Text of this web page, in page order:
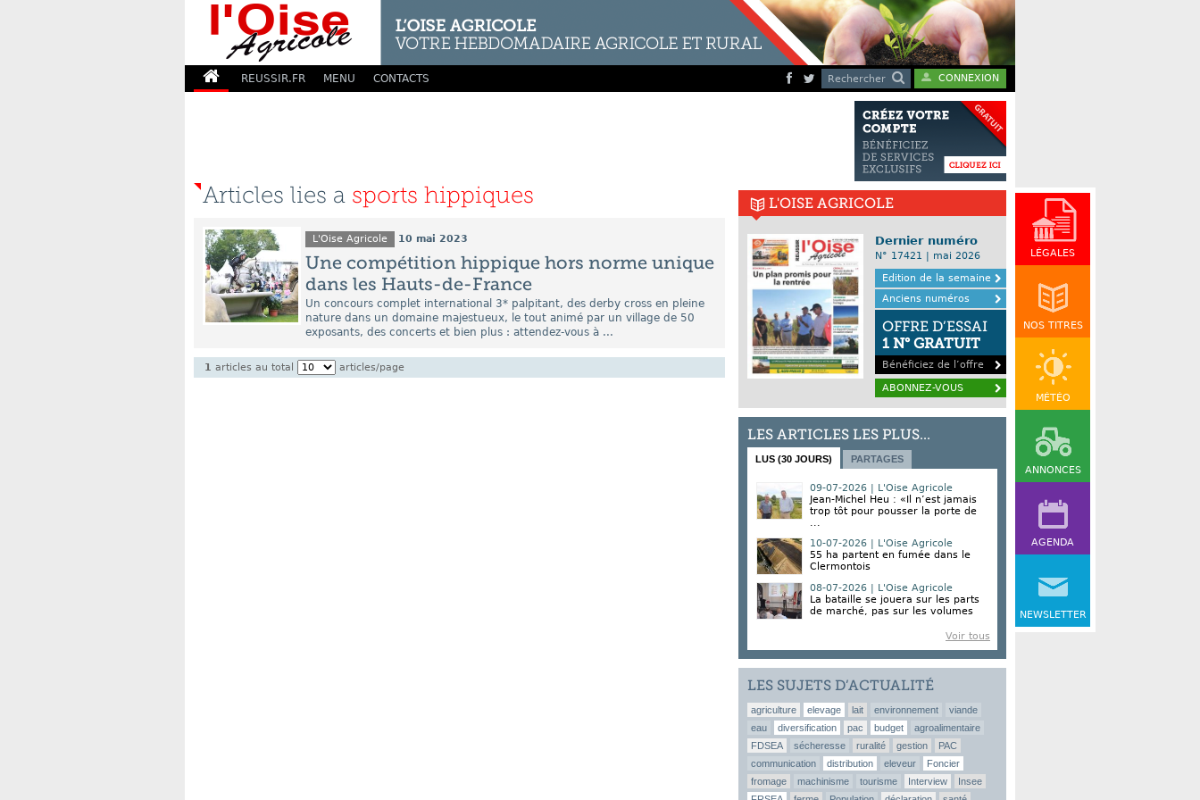
REUSSIR.FR MENU CONTACTS Rechercher CONNEXION
LÉGALES
NOS TITRES
MÉTÉO
ANNONCES
AGENDA
NEWSLETTER
Articles lies a sports hippiques
L'Oise Agricole 10 mai 2023
Une compétition hippique hors norme unique
dans les Hauts-de-France
Un concours complet international 3* palpitant, des derby cross en pleine
nature dans un domaine majestueux, le tout animé par un village de 50
exposants, des concerts et bien plus : attendez-vous à ...
1 articles au total articles/page
L'OISE AGRICOLE
Dernier numéro
N° 17421 | mai 2026
Edition de la semaine
Anciens numéros
OFFRE D’ESSAI
1 N° GRATUIT
Bénéficiez de l’offre
ABONNEZ-VOUS
LES ARTICLES LES PLUS...
LUS (30 JOURS) PARTAGES
09-07-2026 | L'Oise Agricole
Jean-Michel Heu : «Il n’est jamais
trop tôt pour pousser la porte de
...
10-07-2026 | L'Oise Agricole
55 ha partent en fumée dans le
Clermontois
08-07-2026 | L'Oise Agricole
La bataille se jouera sur les parts
de marché, pas sur les volumes
Voir tous
LES SUJETS D’ACTUALITÉ
agriculture elevage lait environnement
viande
eau
diversification pac budget
agroalimentaire
FDSEA
sécheresse ruralité gestion
PAC
communication
distribution eleveur
Foncier
fromage
machinisme tourisme Interview
Insee